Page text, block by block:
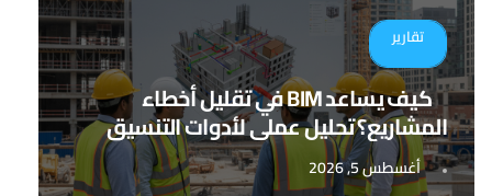
تقارير
كيف يساعد BIM في تقليل أخطاء
المشاريع؟ تحليل عملي لأدوات التنسيق
الرقمي
أغسطس 5, 2026